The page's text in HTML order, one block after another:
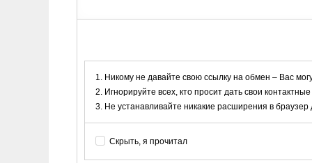
Никому не давайте свою ссылку на обмен – Вас
Игнорируйте всех, кто просит дать свои
Не устанавливайте никакие расширения в
Скрыть, я прочитал